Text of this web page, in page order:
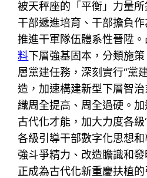
被天秤座的「平衡」力量
干部遞進培育、干部擔負作
推進干軍隊伍體系性晉陞
料下層強基固本，分類施
層黨建任務，深刻實行“黨
造，加速構建新型下層智
織周全提高、周全過硬。
古代化才能，加大力度各級
各級引導干部數字化思想
強斗爭精力、改造膽識和
正成為古代化新重慶扶植的